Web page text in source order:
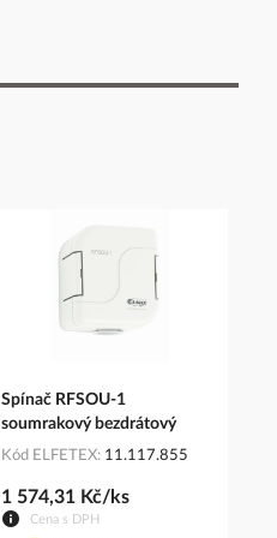
Spínač RFSOU-1
soumrakový bezdrátový
Kód ELFETEX 11.117.855
Cena s DPH
1 574,31 Kč/ks